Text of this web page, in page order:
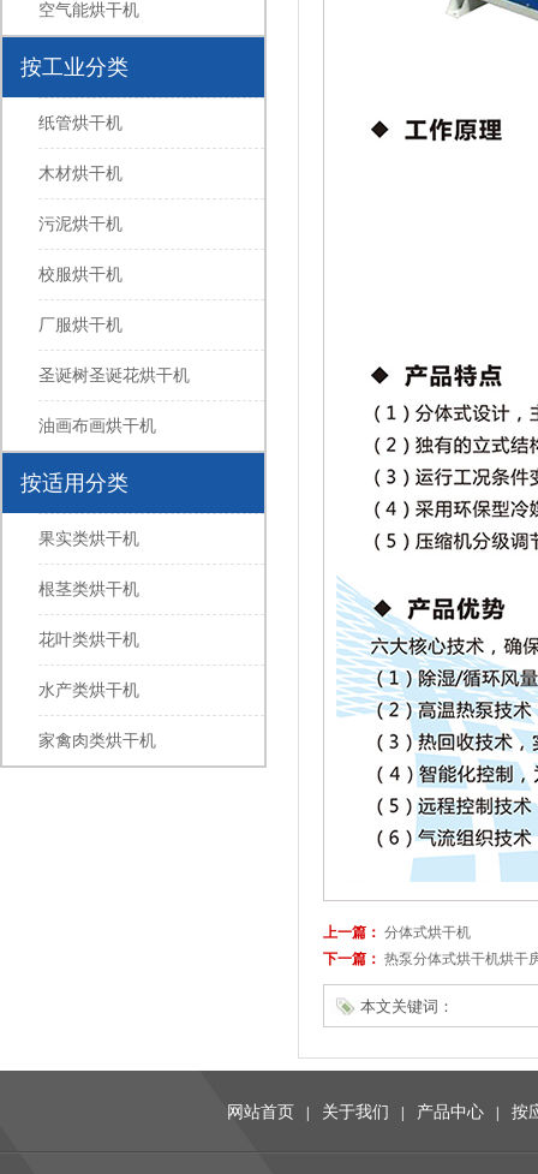
空气能烘干机
按工业分类
纸管烘干机
木材烘干机
污泥烘干机
校服烘干机
厂服烘干机
圣诞树圣诞花烘干机
油画布画烘干机
按适用分类
果实类烘干机
根茎类烘干机
花叶类烘干机
水产类烘干机
家禽肉类烘干机
上一篇： 分体式烘干机
下一篇： 热泵分体式烘干机烘干
本文关键词：
网站首页 | 关于我们 | 产品中心 | 按